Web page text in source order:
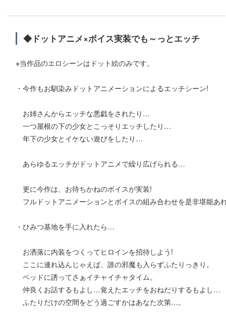
◆ドットアニメ×ボイス実装でも～っとエッチ
※当作品のエロシーンはドット絵のみです。
・今作もお馴染みドットアニメーションによるエッチシーン!
お姉さんからエッチな悪戯をされたり…
一つ屋根の下の少女とこっそりエッチしたり…
年下の少女とイケない遊びをしたり…
あらゆるエッチがドットアニメで繰り広げられる…
更に今作は、お待ちかねのボイスが実装!
フルドットアニメーションとボイスの組み合わせを是非堪能あ
・ひみつ基地を手に入れたら…
お洒落に内装をつくってヒロインを招待しよう!
ここに連れ込んじゃえば、誰の邪魔も入らずふたりっきり。
ベッドに誘ってさぁイチャイチャタイム。
仲良くお話するもよし…覚えたエッチをおねだりするもよし…
ふたりだけの空間をどう過ごすかはあなた次第…。